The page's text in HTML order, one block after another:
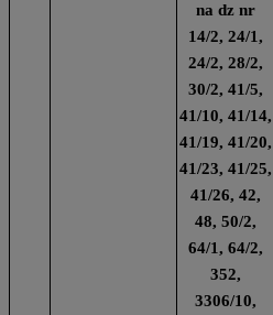
na dz nr
14/2, 24/1,
24/2, 28/2,
30/2, 41/5,
41/10, 41/14,
41/19, 41/20,
41/23, 41/25,
41/26, 42,
48, 50/2,
64/1, 64/2,
352,
3306/10,